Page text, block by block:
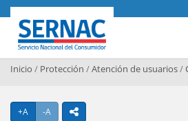
Contenido principal
SERNAC
Inicio / Protección /Atención de usuarios/
+A Agrandar texto
-A Achicar textoicono compartir